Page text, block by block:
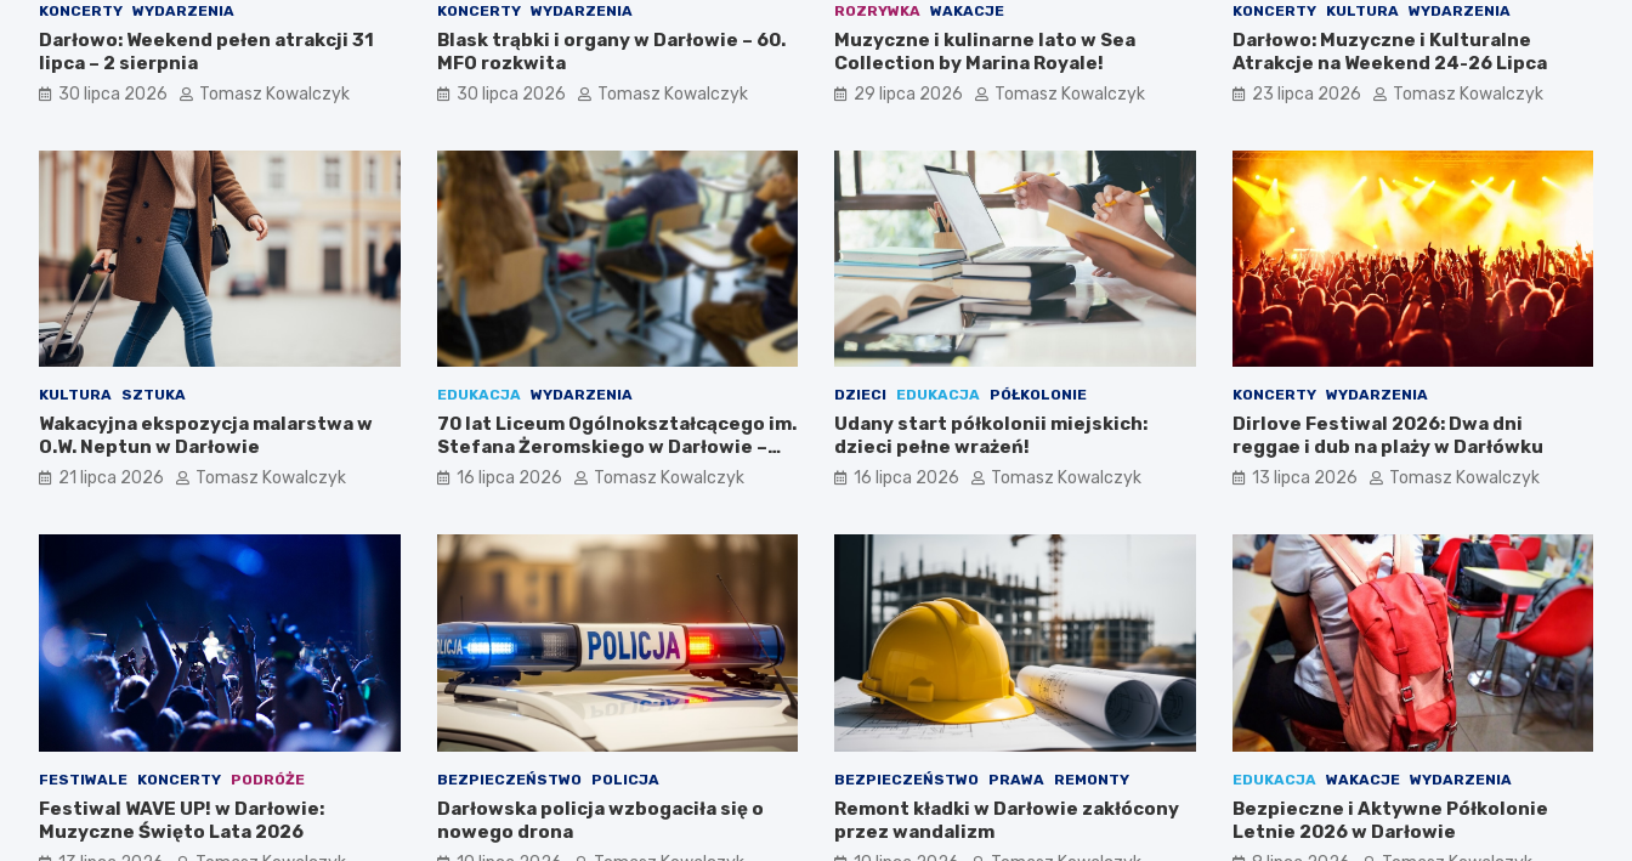
KONCERTY WYDARZENIA
Darłowo: Weekend pełen atrakcji 31
lipca – 2 sierpnia
30 lipca 2026 Tomasz Kowalczyk
KONCERTY WYDARZENIA
Blask trąbki i organy w Darłowie – 60.
MFO rozkwita
30 lipca 2026 Tomasz Kowalczyk
ROZRYWKA WAKACJE
Muzyczne i kulinarne lato w Sea
Collection by Marina Royale!
29 lipca 2026 Tomasz Kowalczyk
KONCERTY KULTURA WYDARZENIA
Darłowo: Muzyczne i Kulturalne
Atrakcje na Weekend 24-26 Lipca
23 lipca 2026 Tomasz Kowalczyk
KULTURA SZTUKA
Wakacyjna ekspozycja malarstwa w
O.W. Neptun w Darłowie
21 lipca 2026 Tomasz Kowalczyk
EDUKACJA WYDARZENIA
70 lat Liceum Ogólnokształcącego im.
Stefana Żeromskiego w Darłowie –
Świętuj z nami!
16 lipca 2026 Tomasz Kowalczyk
DZIECI EDUKACJA PÓŁKOLONIE
Udany start półkolonii miejskich:
dzieci pełne wrażeń!
16 lipca 2026 Tomasz Kowalczyk
KONCERTY WYDARZENIA
Dirlove Festiwal 2026: Dwa dni
reggae i dub na plaży w Darłówku
13 lipca 2026 Tomasz Kowalczyk
FESTIWALE KONCERTY PODRÓŻE
Festiwal WAVE UP! w Darłowie:
Muzyczne Święto Lata 2026
BEZPIECZEŃSTWO POLICJA
Darłowska policja wzbogaciła się o
nowego drona
BEZPIECZEŃSTWO PRAWA REMONTY
Remont kładki w Darłowie zakłócony
przez wandalizm
EDUKACJA WAKACJE WYDARZENIA
Bezpieczne i Aktywne Półkolonie
Letnie 2026 w Darłowie